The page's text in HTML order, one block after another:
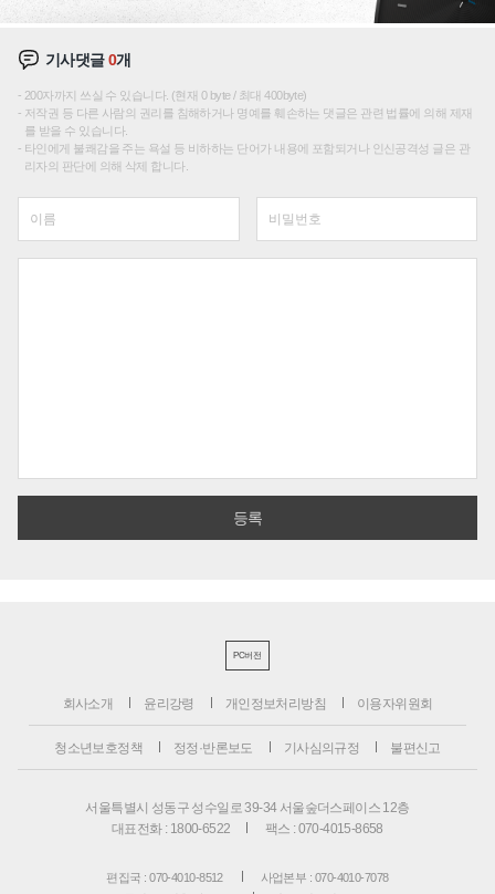
기사댓글0개
200자까지 쓰실 수 있습니다. (현재 0 byte / 최대 400byte)
저작권 등 다른 사람의 권리를 침해하거나 명예를 훼손하는 댓글은 관련 법률에 의해 제재
를 받을 수 있습니다.
타인에게 불쾌감을 주는 욕설 등 비하하는 단어가 내용에 포함되거나 인신공격성 글은 관
리자의 판단에 의해 삭제 합니다.
PC버전
회사소개 윤리강령 개인정보처리방침 이용자위원회
청소년보호정책 정정·반론보도 기사심의규정 불편신고
서울특별시 성동구 성수일로 39-34 서울숲더스페이스 12층
대표전화 : 1800-6522
팩스 : 070-4015-8658
편집국 : 070-4010-8512
사업본부 : 070-4010-7078